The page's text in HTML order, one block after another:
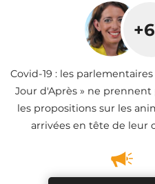
Covid-19 : les
Jour d'Après » ne
les propositions sur les
arrivées en tête de leur